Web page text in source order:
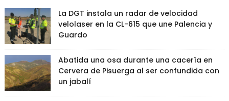
La DGT instala un radar de velocidad
velolaser en la CL-615 que une Palencia y
Guardo
Abatida una osa durante una cacería en
Cervera de Pisuerga al ser confundida con
un jabalí